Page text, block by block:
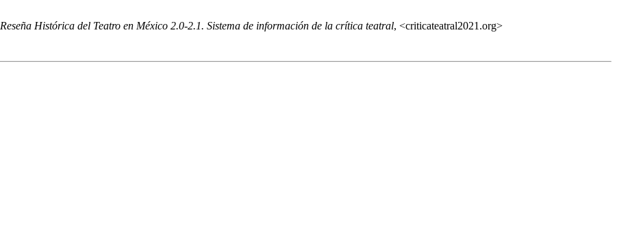
Reseña Histórica del Teatro en México 2.0-2.1. Sistema de información de la crítica teatral, <criticateatral2021.org>